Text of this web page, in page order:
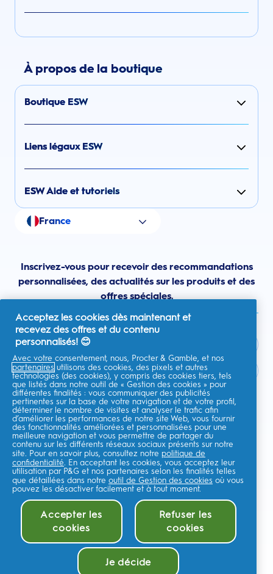
À propos de la boutique
Boutique ESW
Liens légaux ESW
ESW Aide et tutoriels
France
Inscrivez-vous pour recevoir des recommandations
personnalisées, des actualités sur les produits et des
offres spéciales.
France
Je consens à recevoir des communications personnalisées
concernant des offres, des actualités et d'autres initiatives
promotionnelles de la part d'Oral-B et d'autresmarques de P&G
mail et sur les canaux en ligne. Je peux medésinscrireà tout moment.
Procter & Gamble, le responsable du traitement des données, traitera
vos données personnelles pour vous permettre de vous inscrire sur ce
site, d'interagir avec ses services et, selon votre consentement, de vous
envoyer des communications commerciales pertinentes, y compris des
Pour plus d'informations sur le traitement de vos données et vos droits
en matière de confidentialité,lisez
ou consultez notrePolitique de
complète.
Vous avez au moins 18 ans et acceptez nosConditions générales
Procter & Gamble
Acceptez les cookies dès maintenant et
recevez des offres et du contenu
personnalisés! 😊
Avec votre consentement, nous, Procter & Gamble, et nos
partenaires utilisons des cookies, des pixels et autres
technologies (des cookies), y compris des cookies tiers, tels
que listés dans notre outil de « Gestion des cookies » pour
différentes finalités : vous communiquer des publicités
pertinentes sur la base de votre navigation et de votre profil,
déterminer le nombre de visites et analyser le trafic afin
d’améliorer les performances de notre site Web, vous fournir
des fonctionnalités améliorées et personnalisées pour une
meilleure navigation et vous permettre de partager du
contenu sur les différents réseaux sociaux présents sur notre
site. Pour en savoir plus, consultez notre politique de
confidentialité. En acceptant les cookies, vous acceptez leur
utilisation par P&G et nos partenaires selon les finalités telles
que détaillées dans notre outil de Gestion des cookies où vous
pouvez les désactiver facilement et à tout moment.
Accepter les
cookies
Refuser les
cookies
Je décide